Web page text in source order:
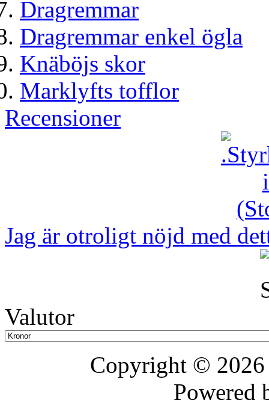
Dragremmar
Dragremmar enkel ögla
Knäböjs skor
Marklyfts tofflor
Recensioner
Jag är otroligt nöjd med
Valutor
Copyright ©
Powered